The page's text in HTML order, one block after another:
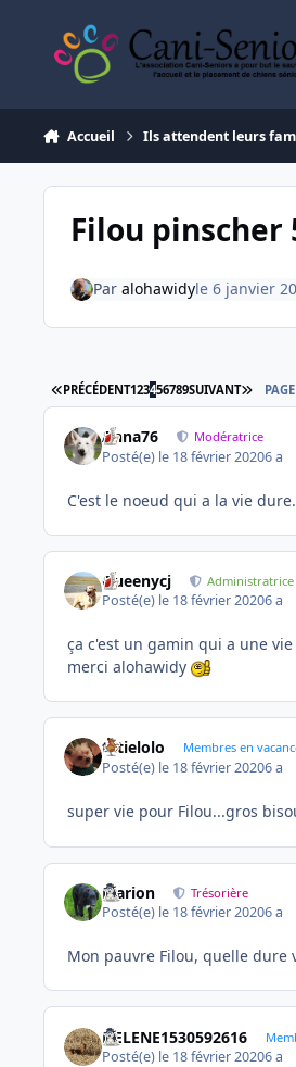
Accueil Ils attendent leurs
Filou pinscher
Par alohawidyle 6 janvier
PREMIÈRE PAGE
PRÉCÉDENT123456789SUIVANT
Anna76 Modératrice
Posté(e) le 18 février 20206 a
C'est le noeud qui a la vie
Queenycj
Posté(e) le 18 février 20206 a
ça c'est un gamin qui a une
merci alohawidy
tatielolo Membres en
Posté(e) le 18 février 20206 a
super vie pour Filou...gros
Marion Trésorière
Posté(e) le 18 février 20206 a
Mon pauvre Filou, quelle dure
HELENE1530592616
Posté(e) le 18 février 20206 a